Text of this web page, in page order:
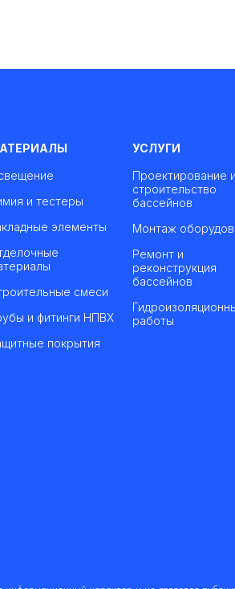
и тестеры
элементы
смеси
и фитинги НПВХ
покрытия
УСЛУГИ
Проектирование и
строительство
бассейнов
Монтаж
Ремонт и
реконструкция
бассейнов
работы